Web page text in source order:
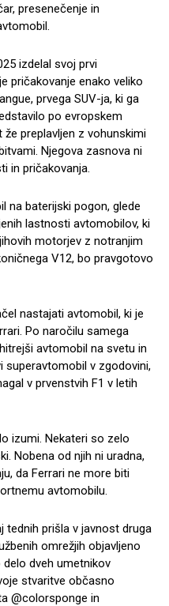
presenečenje in
izdelal svoj prvi
pričakovanje enako veliko
prvega SUV-ja, ki ga
po evropskem
preplavljen z vohunskimi
Njegova zasnova ni
in pričakovanja.
na baterijski pogon, glede
lastnosti avtomobilov, ki
motorjev z notranjim
V12, bo pravgotovo
nastajati avtomobil, ki je
Po naročilu samega
avtomobil na svetu in
superavtomobil v zgodovini,
v prvenstvih F1 v letih
izumi. Nekateri so zelo
Nobena od njih ni uradna,
da Ferrari ne more biti
avtomobilu.
tednih prišla v javnost druga
omrežjih objavljeno
dveh umetnikov
stvaritve občasno
@colorsponge in